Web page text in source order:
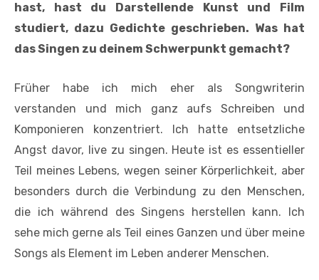
hast, hast du Darstellende Kunst und Film
studiert, dazu Gedichte geschrieben. Was hat
das Singen zu deinem Schwerpunkt gemacht?
Früher habe ich mich eher als Songwriterin
verstanden und mich ganz aufs Schreiben und
Komponieren konzentriert. Ich hatte entsetzliche
Angst davor, live zu singen. Heute ist es essentieller
Teil meines Lebens, wegen seiner Körperlichkeit, aber
besonders durch die Verbindung zu den Menschen,
die ich während des Singens herstellen kann. Ich
sehe mich gerne als Teil eines Ganzen und über meine
Songs als Element im Leben anderer Menschen.